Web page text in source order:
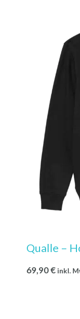
Qualle –
69,90€ inkl.